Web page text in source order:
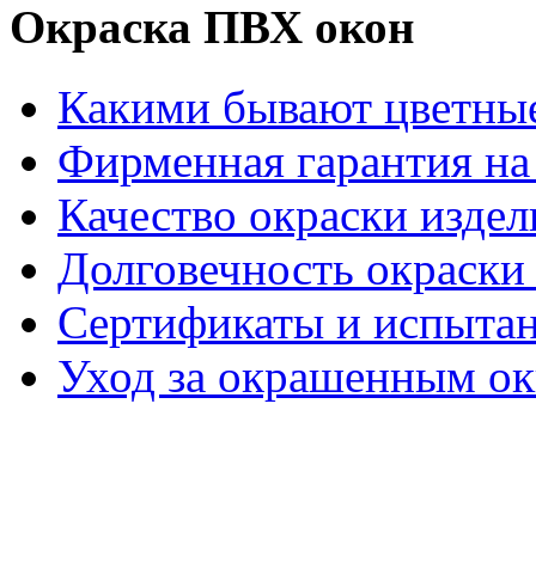
Окраска ПВХ окон
Какими бывают
Фирменная гарантия
Качество окраски
Долговечность
Сертификаты и
Уход за окрашенным